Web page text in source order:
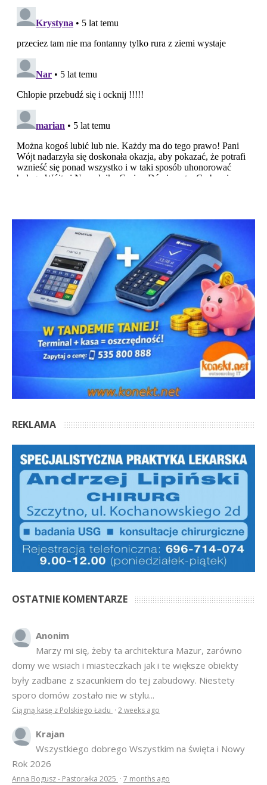
REKLAMA
OSTATNIE KOMENTARZE
Anonim
Marzy mi się, żeby ta architektura Mazur, zarówno
domy we wsiach i miasteczkach jak i te większe obiekty
były zadbane z szacunkiem do tej zabudowy. Niestety
sporo domów zostało nie w stylu...
Ciągną kasę z Polskiego Ładu · 2 weeks ago
Krajan
Wszystkiego dobrego Wszystkim na święta i Nowy
Rok 2026
Anna Bogusz - Pastorałka 2025 · 7 months ago